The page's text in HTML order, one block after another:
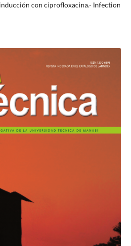
con ciprofloxacina.- Infection